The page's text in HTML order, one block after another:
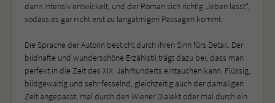
dann intensiv entwickelt, und der Roman sich richtig „leben lässt“,
sodass es gar nicht erst zu langatmigen Passagen kommt.
Die Sprache der Autorin besticht durch ihren Sinn fürs Detail. Der
bildhafte und wunderschöne Erzählstil trägt dazu bei, dass man
perfekt in die Zeit des XIX. Jahrhunderts eintauchen kann. Flüssig,
bildgewaltig und sehr fesselnd, gleichzeitig auch der damaligen
Zeit angepasst; mal durch den Wiener Dialekt oder mal durch ein